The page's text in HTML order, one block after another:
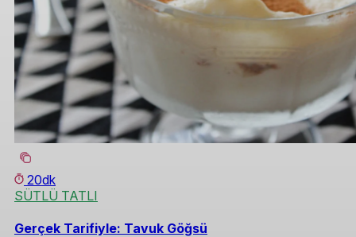
20dk
SÜTLÜ TATLI
Gerçek Tarifiyle: Tavuk Göğsü